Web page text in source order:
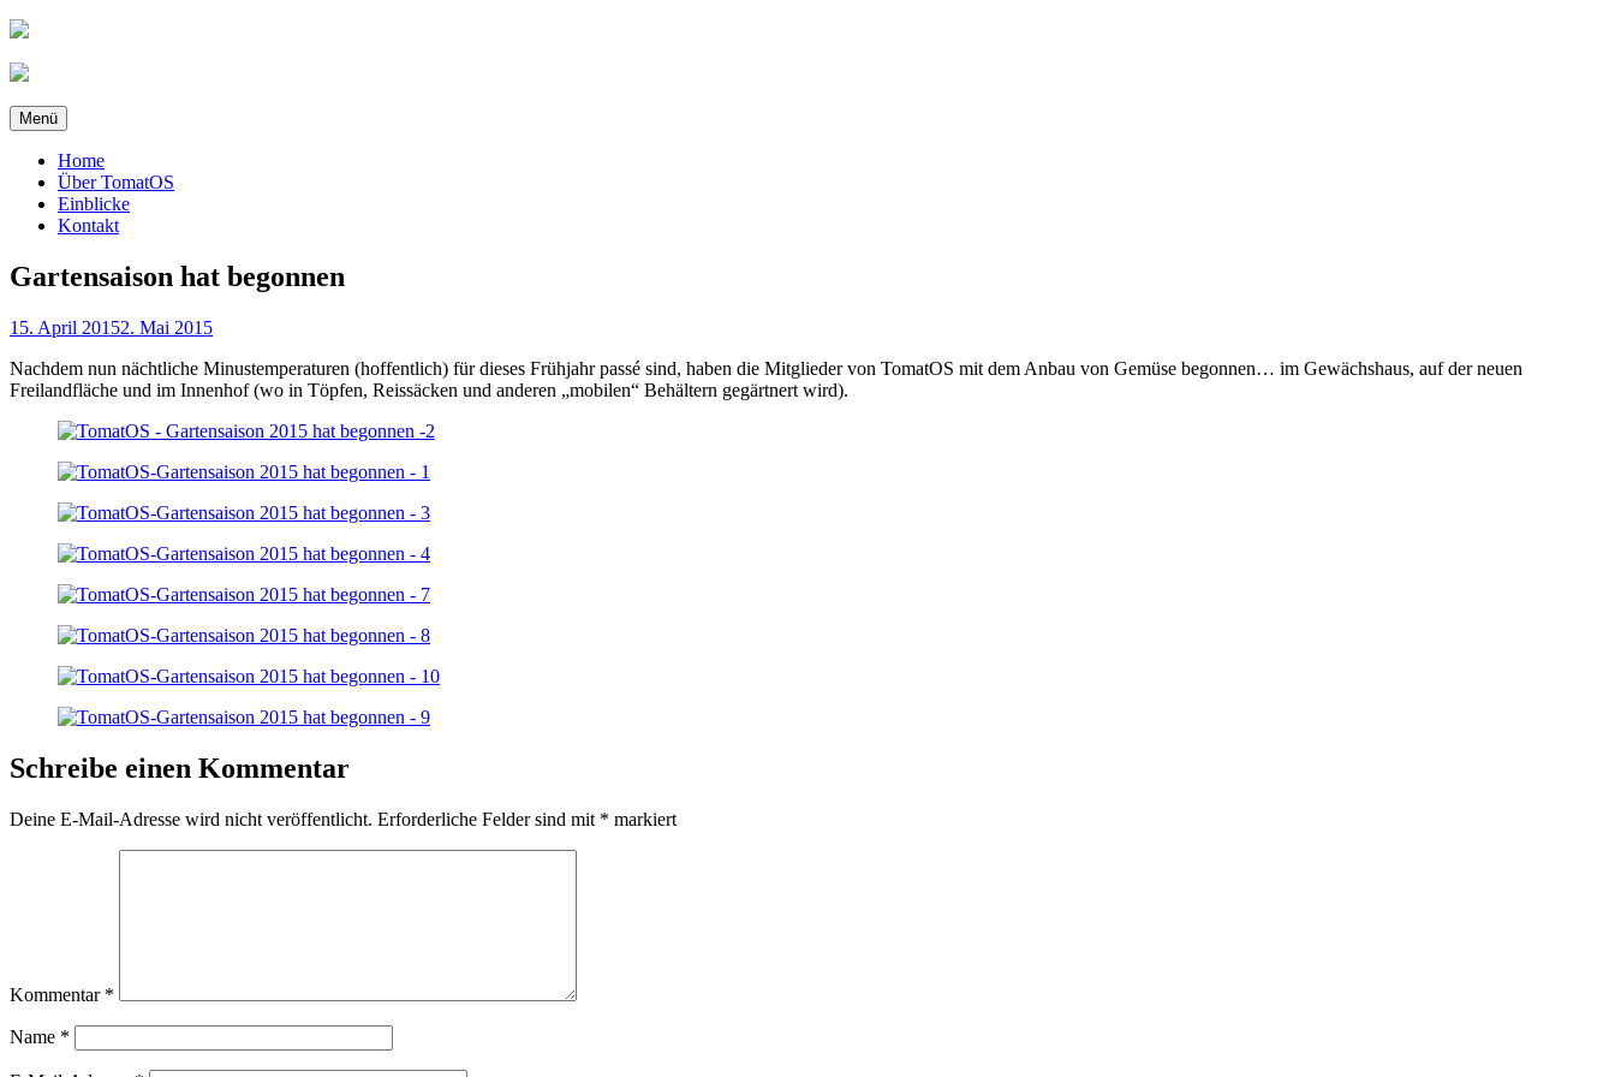
Zum
springen
Menü
Home
Über TomatOS
Einblicke
Kontakt
Gartensaison hat begonnen
Veröffentlicht
15. April 20152. Mai 2015
Nachdem nun nächtliche Minustemperaturen (hoffentlich) für dieses Frühjahr passé sind, haben die Mitglieder von TomatOS mit dem Anbau von Gemüse begonnen… im Gewächshaus, auf der neuen
Freilandfläche und im Innenhof (wo in Töpfen, Reissäcken und anderen „mobilen“ Behältern gegärtnert wird).
Schreibe einen Kommentar
Deine E-Mail-Adresse wird nicht veröffentlicht. Erforderliche Felder sind mit * markiert
Kommentar *
Name *